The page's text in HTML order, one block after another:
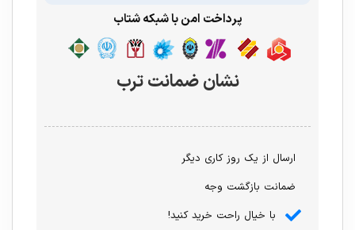
پرداخت امن با شبکه شتاب
نشان ضمانت ترب
ارسال از یک روز کاری دیگر
ضمانت بازگشت وجه
با خیال راحت خرید کنید!